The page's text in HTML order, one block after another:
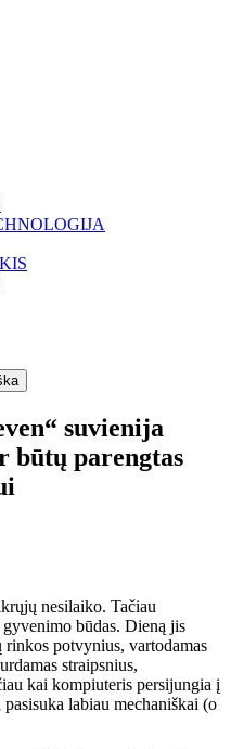
suvienija
būtų parengtas
nesilaiko. Tačiau
būdas. Dieną jis
potvynius, vartodamas
straipsnius,
kai kompiuteris persijungia į
labiau mechaniškai (o